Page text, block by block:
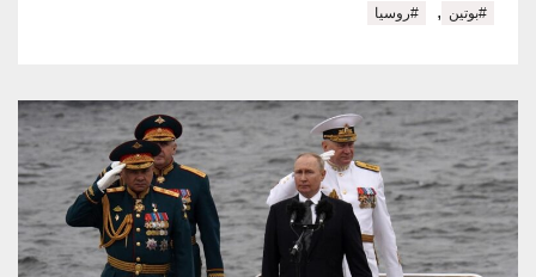
#بوتين , #روسيا